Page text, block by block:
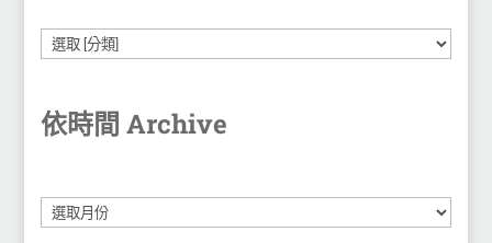
依時間 Archive
彙
整